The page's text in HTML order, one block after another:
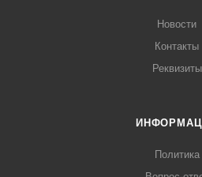
Новости
Контакты
Реквизиты
Политика